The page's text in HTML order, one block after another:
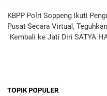
KBPP Polri Soppeng Ikuti
Pusat Secara Virtual,
"Kembali ke Jati Diri SATYA
TOPIK POPULER